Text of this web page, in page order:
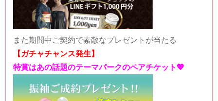
また期間中ご契約で素敵なプレゼントが当たる
【ガチャチャンス発生】
特賞はあの話題のテーマパークのペアチケット💖